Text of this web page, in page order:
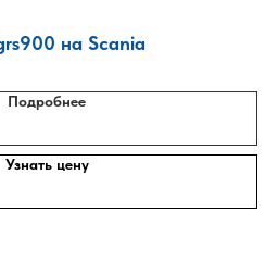
на Scania
Подробнее
Узнать цену